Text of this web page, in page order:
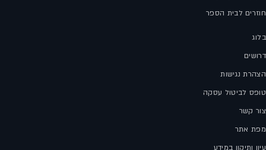
חוזרים לבית הספר
בלוג
דרושים
הצהרת נגישות
טופס לביטול עסקה
צור קשר
מפת אתר
עיון ותיקון במידע